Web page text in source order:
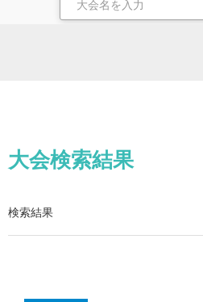
大会検索結果
検索結果